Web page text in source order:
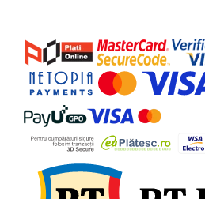
hidrofor
Grupuri de pompare apa
Rezervoare apa si accesorii stocare
Echipamente de filtrare si
dedurizare apa
Contoare de apa - Apometre
Camine apometru